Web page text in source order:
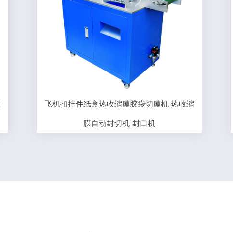
飞机扣挂件纸盒热收缩膜胶袋切膜机 热收缩
膜自动封切机 封口机